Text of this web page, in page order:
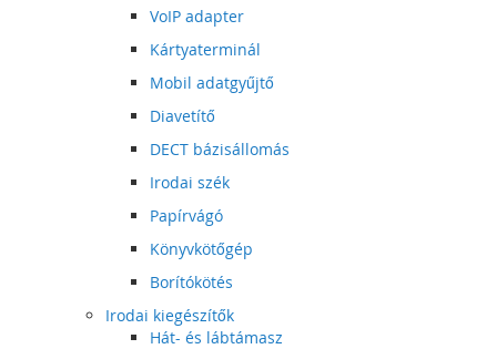
VoIP adapter
Kártyaterminál
Mobil adatgyűjtő
Diavetítő
DECT bázisállomás
Irodai szék
Papírvágó
Könyvkötőgép
Borítókötés
Irodai kiegészítők
Hát- és lábtámasz